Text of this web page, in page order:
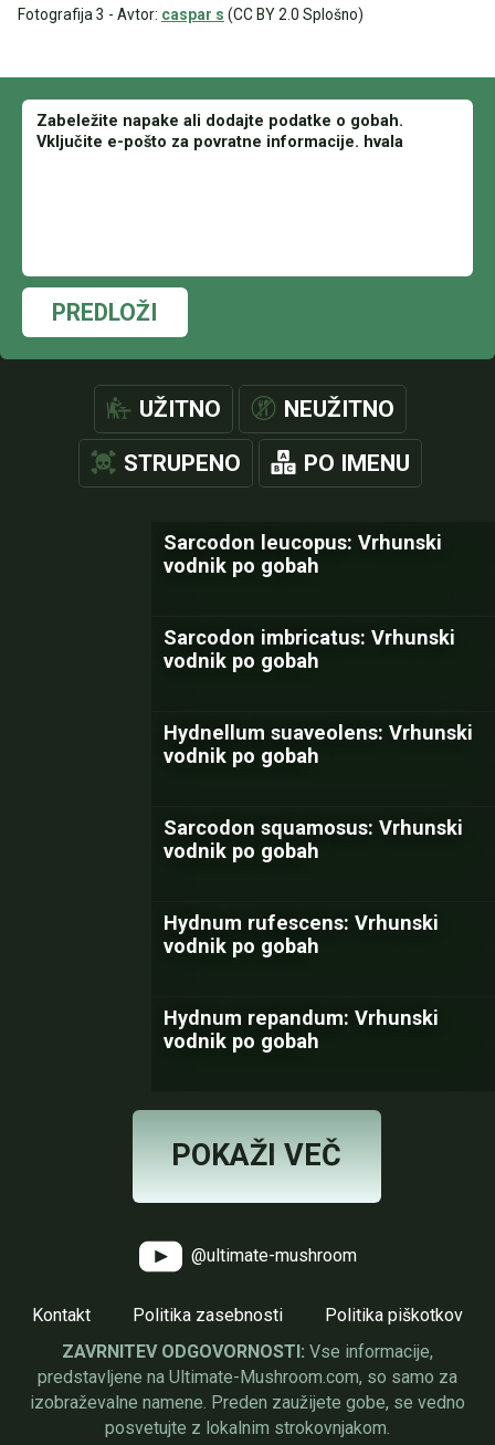
Fotografija 3 - Avtor: caspar s (CC BY 2.0 Splošno)
PREDLOŽI
UŽITNO NEUŽITNO
STRUPENO PO IMENU
Sarcodon leucopus: Vrhunski
vodnik po gobah
Sarcodon imbricatus: Vrhunski
vodnik po gobah
Hydnellum suaveolens: Vrhunski
vodnik po gobah
Sarcodon squamosus: Vrhunski
vodnik po gobah
Hydnum rufescens: Vrhunski
vodnik po gobah
Hydnum repandum: Vrhunski
vodnik po gobah
POKAŽI VEČ
@ultimate-mushroom
Kontakt Politika zasebnosti
Politika piškotkov
ZAVRNITEV ODGOVORNOSTI: Vse informacije,
predstavljene na Ultimate-Mushroom.com, so samo za
izobraževalne namene. Preden zaužijete gobe, se vedno
posvetujte z lokalnim strokovnjakom.